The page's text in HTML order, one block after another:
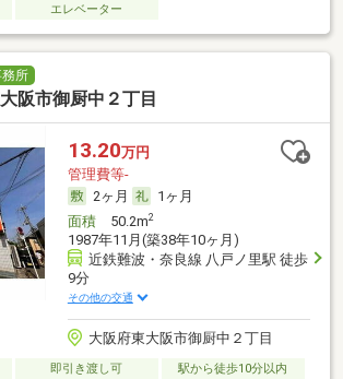
エレベーター
所
阪市御厨中２丁目
13.20万円
管理費等-
2ヶ月
1ヶ月
面積50.2m2
1987年11月(築38年10ヶ月)
近鉄難波・奈良線 八戸ノ里駅 徒歩
9分
その他の交通
大阪府東大阪市御厨中２丁目
即引き渡し可 駅から徒歩10分以内